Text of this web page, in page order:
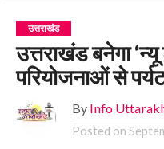
उत्तराखंड
उत्तराखंड बनेगा ‘न्यू
परियोजनाओं से
By Info
Posted on